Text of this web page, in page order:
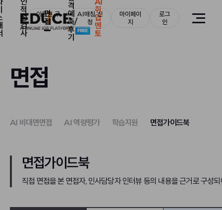
적
성
검
사
면
접
격
예
측/
후
기
취
업
멘
토
이용권 구
매
AI매칭 신
청
마이페이
지
로그
인
면접
AI 비대면면접 AI 역량평가 학습지원 면접가이드북
면접가이드북
직접 면접을 본 면접자, 인사담당자 인터뷰 등의 내용을 근거로 구성